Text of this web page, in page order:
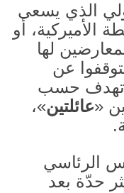
الذي يسعى
الأميركية، أو
لها
عن
تهدف حسب
«عائلتين»،
.
الرئاسي
حدّة بعد